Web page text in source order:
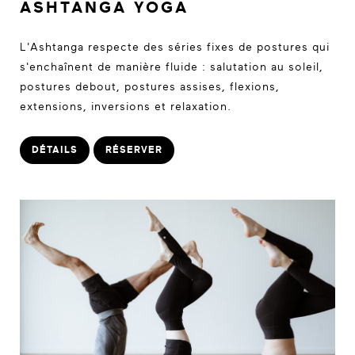
ASHTANGA YOGA
L'Ashtanga respecte des séries fixes de postures qui
s'enchaînent de manière fluide : salutation au soleil,
postures debout, postures assises, flexions,
extensions, inversions et relaxation.
DÉTAILS RÉSERVER